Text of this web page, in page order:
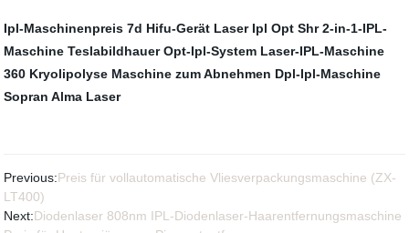
Ipl-Maschinenpreis 7d Hifu-Gerät Laser Ipl Opt Shr 2-in-1-IPL-
Maschine Teslabildhauer Opt-Ipl-System Laser-IPL-Maschine
360 Kryolipolyse Maschine zum Abnehmen Dpl-Ipl-Maschine
Sopran Alma Laser
Previous:Preis für vollautomatische Vliesverpackungsmaschine (ZX-
LT400)
Next:Diodenlaser 808nm IPL-Diodenlaser-Haarentfernungsmaschine